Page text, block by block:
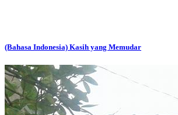
(Bahasa Indonesia) Kasih yang Memudar